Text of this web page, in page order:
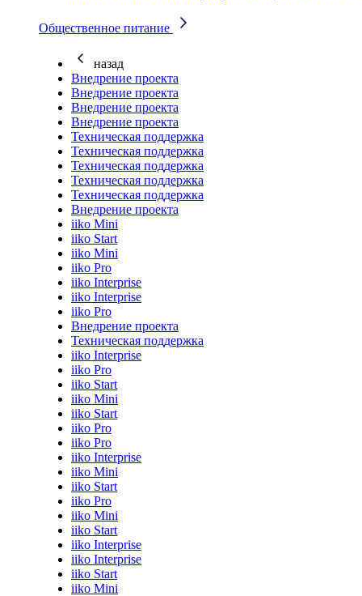
Общественное питание
назад
Внедрение проекта
Внедрение проекта
Внедрение проекта
Внедрение проекта
Техническая поддержка
Техническая поддержка
Техническая поддержка
Техническая поддержка
Техническая поддержка
Внедрение проекта
iiko Mini
iiko Start
iiko Mini
iiko Pro
iiko Interprise
iiko Interprise
iiko Pro
Внедрение проекта
Техническая поддержка
iiko Interprise
iiko Pro
iiko Start
iiko Mini
iiko Start
iiko Pro
iiko Pro
iiko Interprise
iiko Mini
iiko Start
iiko Pro
iiko Mini
iiko Start
iiko Interprise
iiko Interprise
iiko Start
iiko Mini